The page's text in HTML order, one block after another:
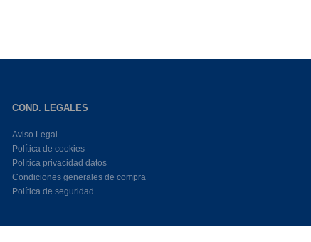
COND. LEGALES
Aviso Legal
Política de cookies
Política privacidad datos
Condiciones generales de compra
Política de seguridad